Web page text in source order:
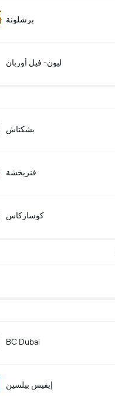
برشلونة
ليون- فيل أوربان
بشكتاش
فنربخشة
كوساركاس
BC Dubai
إيفيس بيلسين